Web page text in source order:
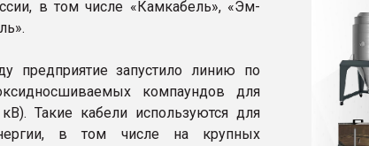
в том числе «Камкабель», «Эм-
предприятие запустило линию по
компаундов для
Такие кабели используются для
в том числе на крупных